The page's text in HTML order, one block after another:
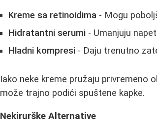
Kreme sa retinoidima - Mogu
Hidratantni serumi - Umanjuju
Hladni kompresi - Daju trenutno
Iako neke kreme pružaju privremeno
može trajno podići spuštene kapke.
Nekirurške Alternative